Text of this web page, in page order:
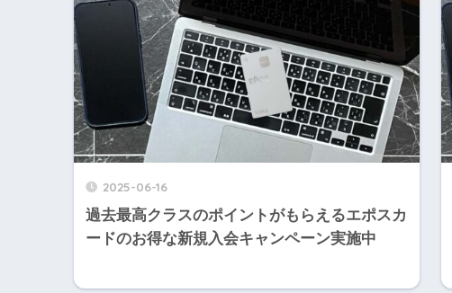
2025-06-16
過去最高クラスのポイントがもらえるエポスカ
ードのお得な新規入会キャンペーン実施中